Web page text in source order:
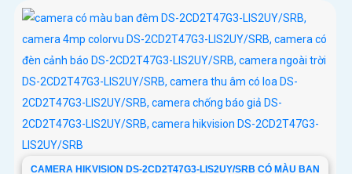
CAMERA HIKVISION DS-2CD2T47G3-LIS2UY/SRB CÓ MÀU BAN